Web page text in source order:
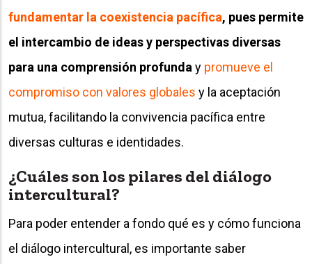
fundamentar la coexistencia pacífica, pues permite
el intercambio de ideas y perspectivas diversas
para una comprensión profunda y promueve el
compromiso con valores globales y la aceptación
mutua, facilitando la convivencia pacífica entre
diversas culturas e identidades.
¿Cuáles son los pilares del diálogo
intercultural?
Para poder entender a fondo qué es y cómo funciona
el diálogo intercultural, es importante saber